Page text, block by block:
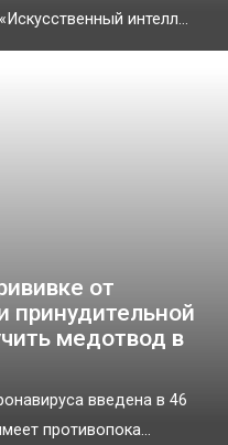
интелл...
от
принудительной
медотвод в
введена в 46
противопока...